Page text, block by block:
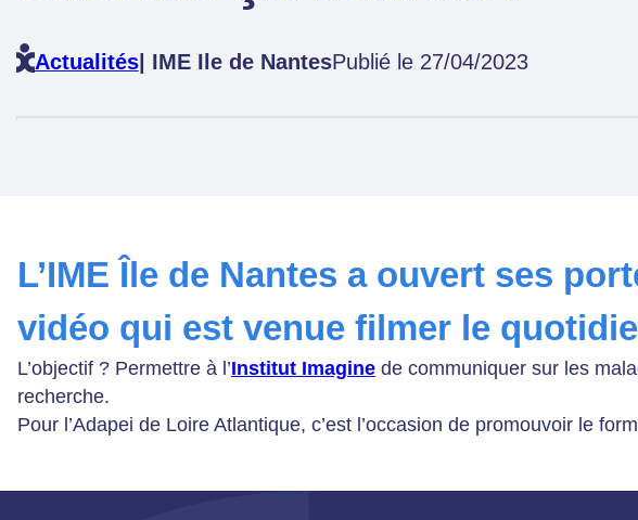
Actualités| IME Ile de NantesPublié le 27/04/2023
L’IME Île de Nantes a ouvert ses
vidéo qui est venue filmer le
L’objectif ? Permettre à l’Institut Imagine de communiquer sur les
recherche.
Pour l’Adapei de Loire Atlantique, c’est l’occasion de promouvoir le